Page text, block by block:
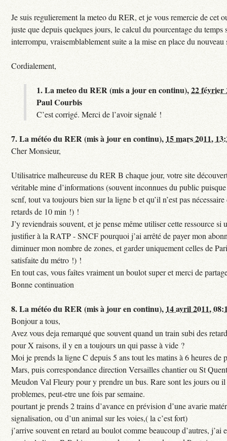
Je suis regulierement la meteo du RER, et je vous remercie de cet
juste que depuis quelques jours, le calcul du pourcentage du temps
interrompu, vraisemblablement suite a la mise en place du
Cordialement,
1.La meteo du RER (mis a jour en continu),22 février
Paul Courbis
C’est corrigé. Merci de l’avoir signalé !
7.La météo du RER (mis à jour en continu), 15 mars 2011,
Cher Monsieur,
Utilisatrice malheureuse du RER B chaque jour, votre site
véritable mine d’informations (souvent inconnues du public
scnf, tout va toujours bien sur la ligne b et qu’il n’est pas
retards de 10 min !) !
J’y reviendrais souvent, et je pense même utiliser cette ressource si
justifier à la RATP - SNCF pourquoi j’ai arrêté de payer mon
diminuer mon nombre de zones, et garder uniquement celles de
satisfaite du métro !) !
En tout cas, vous faîtes vraiment un boulot super et merci de
Bonne continuation
8.La météo du RER (mis à jour en continu), 14 avril 2011,
Bonjour a tous,
Avez vous deja remarqué que souvent quand un train subi des
pour X raisons, il y en a toujours un qui passe à vide ?
Moi je prends la ligne C depuis 5 ans tout les matins à 6 heures de
Mars, puis correspondance direction Versailles chantier ou St
Meudon Val Fleury pour y prendre un bus. Rare sont les jours ou il
problemes, peut-etre une fois par semaine.
pourtant je prends 2 trains d’avance en prévision d’une avarie
signalisation, ou d’un animal sur les voies,( la c’est fort)
j’arrive souvent en retard au boulot comme beaucoup d’autres, j’ai